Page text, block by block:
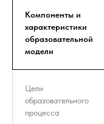
Компоненты и
характеристики
образовательной
модели
Цели
образовательного
процесса